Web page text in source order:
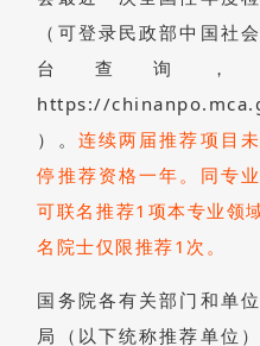
（可登录民政部中国社
台查询，
https://
）。 连续两届推荐项目
停推荐资格一年。同专
可联名推荐1项本专业领
名院士仅限推荐1次。
国务院各有关部门和单
局（以下统称推荐单位